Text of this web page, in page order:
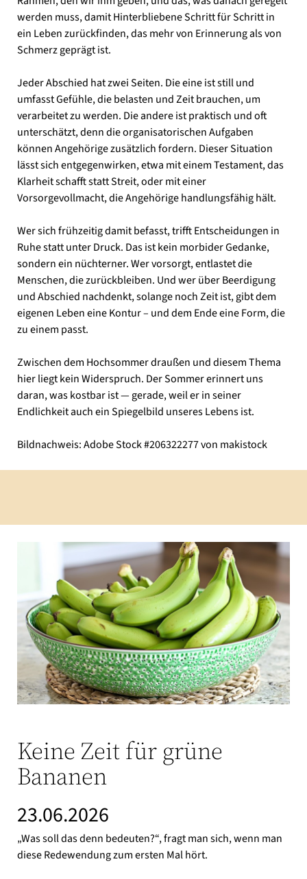
werden muss, damit Hinterbliebene Schritt für Schritt in
ein Leben zurückfinden, das mehr von Erinnerung als von
Schmerz geprägt ist.
Jeder Abschied hat zwei Seiten. Die eine ist still und
umfasst Gefühle, die belasten und Zeit brauchen, um
verarbeitet zu werden. Die andere ist praktisch und oft
unterschätzt, denn die organisatorischen Aufgaben
können Angehörige zusätzlich fordern. Dieser Situation
lässt sich entgegenwirken, etwa mit einem Testament, das
Klarheit schafft statt Streit, oder mit einer
Vorsorgevollmacht, die Angehörige handlungsfähig hält.
Wer sich frühzeitig damit befasst, trifft Entscheidungen in
Ruhe statt unter Druck. Das ist kein morbider Gedanke,
sondern ein nüchterner. Wer vorsorgt, entlastet die
Menschen, die zurückbleiben. Und wer über Beerdigung
und Abschied nachdenkt, solange noch Zeit ist, gibt dem
eigenen Leben eine Kontur – und dem Ende eine Form, die
zu einem passt.
Zwischen dem Hochsommer draußen und diesem Thema
hier liegt kein Widerspruch. Der Sommer erinnert uns
daran, was kostbar ist — gerade, weil er in seiner
Endlichkeit auch ein Spiegelbild unseres Lebens ist.
Bildnachweis: Adobe Stock #206322277 von makistock
Keine Zeit für grüne
Bananen
23.06.2026
„Was soll das denn bedeuten?“, fragt man sich, wenn man
diese Redewendung zum ersten Mal hört.